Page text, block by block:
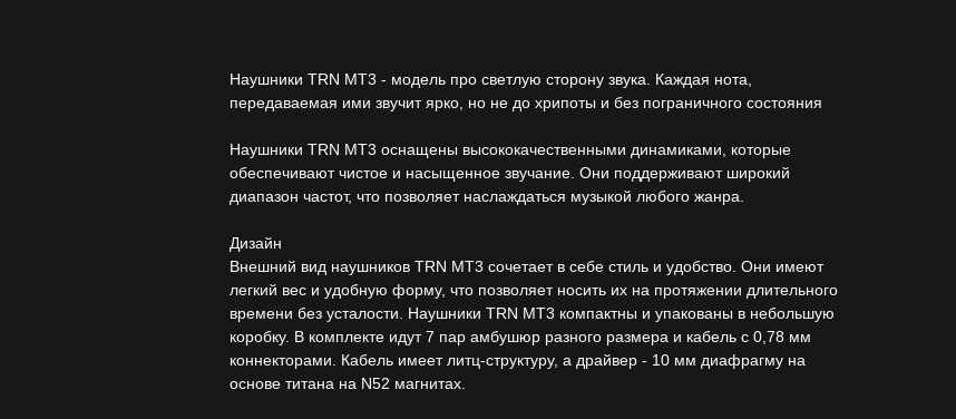
Наушники TRN MT3 - модель про светлую сторону звука. Каждая нота,
передаваемая ими звучит ярко, но не до хрипоты и без пограничного состояния
Наушники TRN MT3 оснащены высококачественными динамиками, которые
обеспечивают чистое и насыщенное звучание. Они поддерживают широкий
диапазон частот, что позволяет наслаждаться музыкой любого жанра.
Дизайн
Внешний вид наушников TRN MT3 сочетает в себе стиль и удобство. Они имеют
легкий вес и удобную форму, что позволяет носить их на протяжении длительного
времени без усталости. Наушники TRN MT3 компактны и упакованы в небольшую
коробку. В комплекте идут 7 пар амбушюр разного размера и кабель с 0,78 мм
коннекторами. Кабель имеет литц-структуру, а драйвер - 10 мм диафрагму на
основе титана на N52 магнитах.